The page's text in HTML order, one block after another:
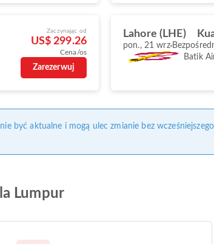
Zaczynając od
US$ 299.26
Cena/os
Zarezerwuj
Lahore (LHE)
pon., 21 wrz
Batik
być aktualne i mogą ulec zmianie bez
Lumpur